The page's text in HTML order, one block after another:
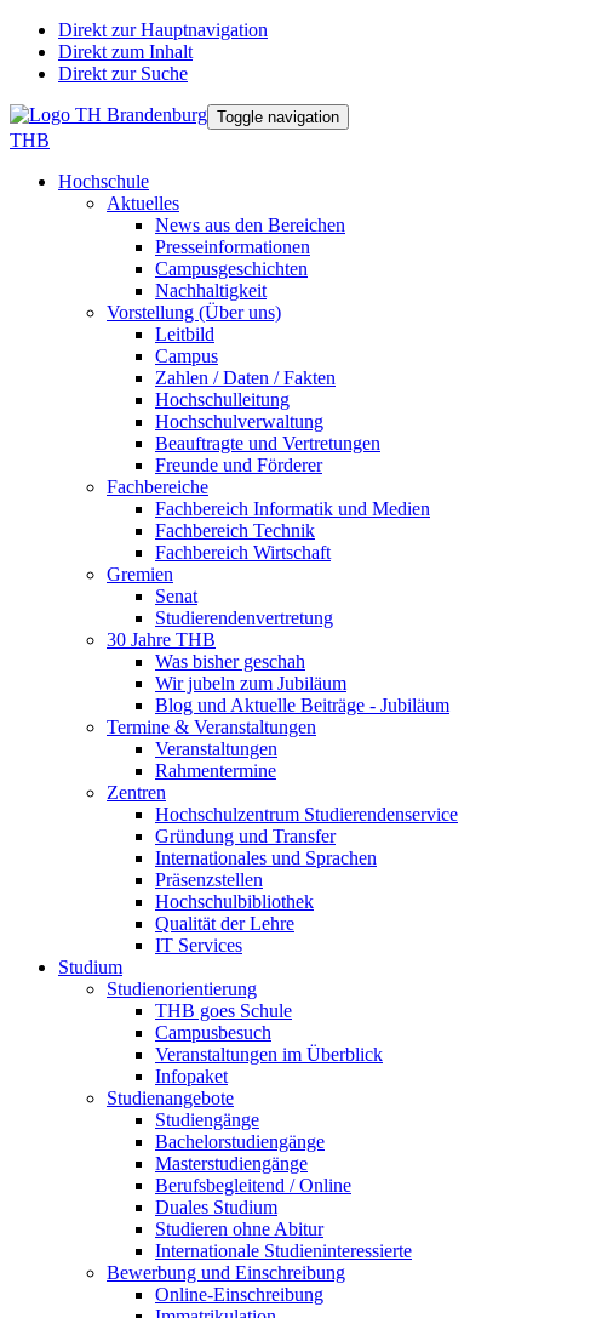
Direkt zur Hauptnavigation
Direkt zum Inhalt
Direkt zur Suche
Toggle navigation
THB
Hochschule
Aktuelles
News aus den Bereichen
Presseinformationen
Campusgeschichten
Nachhaltigkeit
Vorstellung (Über uns)
Leitbild
Campus
Zahlen / Daten / Fakten
Hochschulleitung
Hochschulverwaltung
Beauftragte und Vertretungen
Freunde und Förderer
Fachbereiche
Fachbereich Informatik und Medien
Fachbereich Technik
Fachbereich Wirtschaft
Gremien
Senat
Studierendenvertretung
30 Jahre THB
Was bisher geschah
Wir jubeln zum Jubiläum
Blog und Aktuelle Beiträge - Jubiläum
Termine & Veranstaltungen
Veranstaltungen
Rahmentermine
Zentren
Hochschulzentrum Studierendenservice
Gründung und Transfer
Internationales und Sprachen
Präsenzstellen
Hochschulbibliothek
Qualität der Lehre
IT Services
Studium
Studienorientierung
THB goes Schule
Campusbesuch
Veranstaltungen im Überblick
Infopaket
Studienangebote
Studiengänge
Bachelorstudiengänge
Masterstudiengänge
Berufsbegleitend / Online
Duales Studium
Studieren ohne Abitur
Internationale Studieninteressierte
Bewerbung und Einschreibung
Online-Einschreibung